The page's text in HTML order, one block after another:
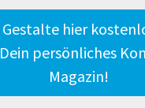
Gestalte hier
Dein persönliches
Magazin!